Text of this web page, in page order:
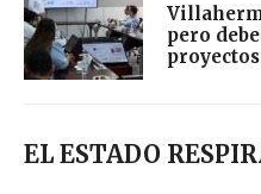
pero
proyectos
EL ESTADO